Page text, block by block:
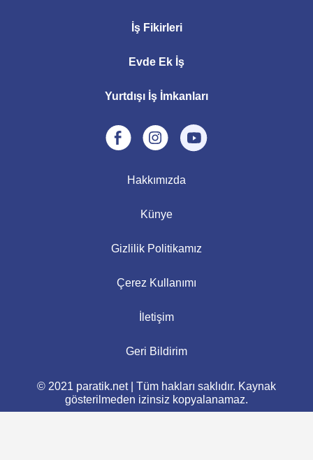
İş Fikirleri
Evde Ek İş
Yurtdışı İş İmkanları
Hakkımızda
Künye
Gizlilik Politikamız
Çerez Kullanımı
İletişim
Geri Bildirim
© 2021 paratik.net | Tüm hakları saklıdır. Kaynak
gösterilmeden izinsiz kopyalanamaz.